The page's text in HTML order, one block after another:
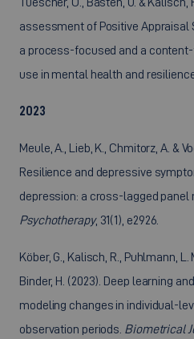
assessment of Positive Appraisal
a process-focused and a
use in mental health and
2023
Meule, A., Lieb, K., Chmitorz, A. &
Resilience and depressive
depression: a cross-lagged panel
Psychotherapy, 31(1), e2926.
Köber, G., Kalisch, R., Puhlmann, L.
Binder, H. (2023). Deep learning
modeling changes in individual-
observation periods. Biometrical